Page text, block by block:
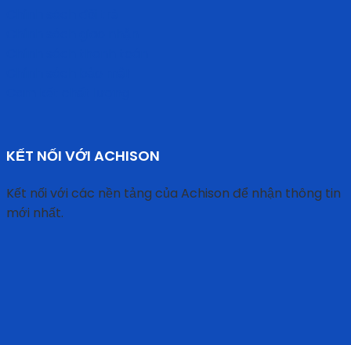
KẾT NỐI VỚI ACHISON
Kết nối với các nền tảng của Achison để nhận thông tin
mới nhất.